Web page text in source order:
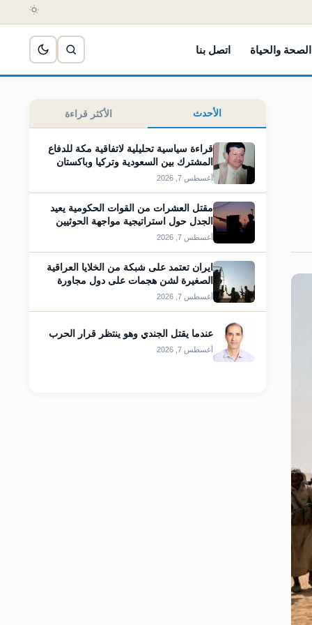
الصحة والحياة اتصل بنا
الأحدث الأكثر قراءة
قراءة سياسية تحليلية لاتفاقية مكة للدفاع
المشترك بين السعودية وتركيا وباكستان
أغسطس 7, 2026
مقتل العشرات من القوات الحكومية يعيد
الجدل حول استراتيجية مواجهة الحوثيين
أغسطس 7, 2026
ايران تعتمد على شبكة من الخلايا العراقية
الصغيرة لشن هجمات على دول مجاورة
أغسطس 7, 2026
عندما يقتل الجندي وهو ينتظر قرار الحرب
أغسطس 7, 2026